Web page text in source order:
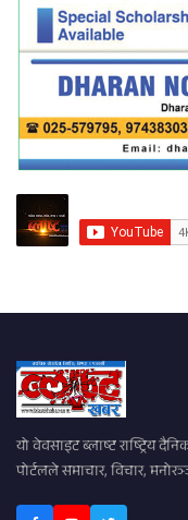
यो वेवसाइट ब्लाष्ट राष्ट्रिय
पोर्टलले समाचार, विचार,